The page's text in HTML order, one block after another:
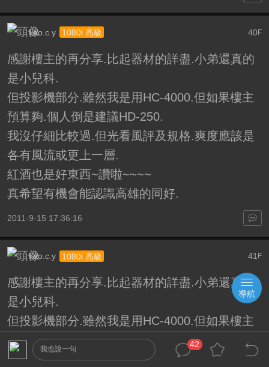
40F
kao.c.y 1080i 高級
感謝樓主的再分享.比起器材的詳盡.小弟還真的
是小兒科.
但投影機部分.雖然我是用HC-4000.但如果樓主
預算夠.個人倒是建議HD-250.
我沒仔細比較過.但光看風評及規格.爽度應該是
各有風流或更上一層.
紅酒也是好東西~讚啦~~~~
真希望有機會能認識高雄的同好.
2011-9-15 17:36:16
41 F
kao.c.y 1080i 高級
感謝樓主的再分享.比起器材的詳盡.小弟還真的
是小兒科.
但投影機部分.雖然我是用HC-4000.但如果樓主
預算夠.個人倒是建議HD-250.
我沒仔細比較過.但光看風評及規格.爽度應該是
我也說一句
42
導航